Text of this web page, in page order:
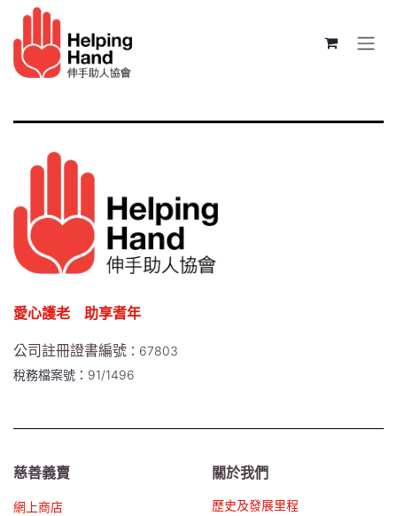
跳至內容
愛心護老 助享耆年
公司註冊證書編號 ：67803
稅務檔案號：91/1496
慈善義賣
網上商店
關於我們
歷史及發展里程